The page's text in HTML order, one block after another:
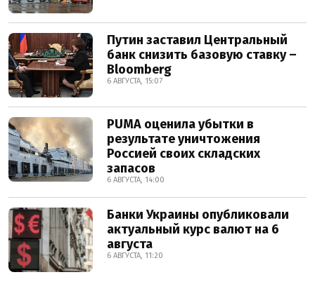
Путин заставил Центральный
банк снизить базовую ставку –
Bloomberg
6 АВГУСТА, 15:07
PUMA оценила убытки в
результате уничтожения
Россией своих складских
запасов
6 АВГУСТА, 14:00
Банки Украины опубликовали
актуальный курс валют на 6
августа
6 АВГУСТА, 11:20